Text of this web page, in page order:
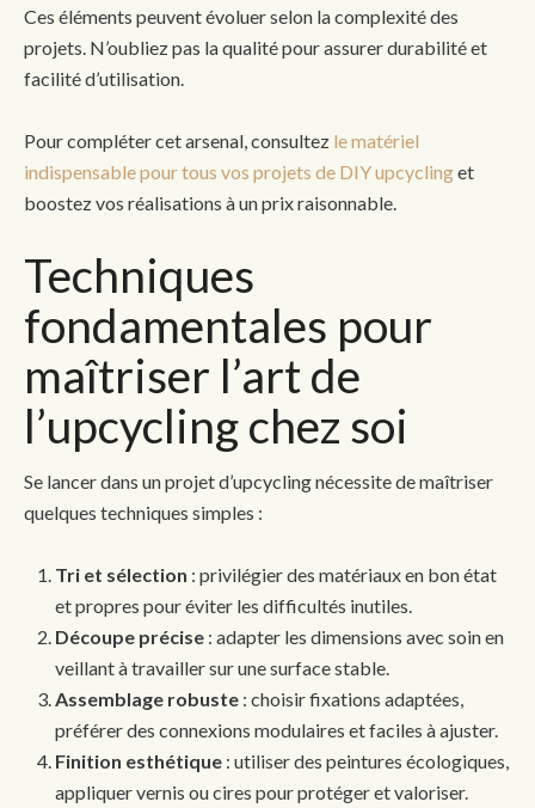
Ces éléments peuvent évoluer selon la complexité des
projets. N’oubliez pas la qualité pour assurer durabilité et
facilité d’utilisation.
Pour compléter cet arsenal, consultez le matériel
indispensable pour tous vos projets de DIY upcyclinget
boostez vos réalisations à un prix raisonnable.
Techniques
fondamentales pour
maîtriser l’art de
l’upcycling chez soi
Se lancer dans un projet d’upcycling nécessite de maîtriser
quelques techniques simples :
Tri et sélection : privilégier des matériaux en bon état
et propres pour éviter les difficultés inutiles.
Découpe précise : adapter les dimensions avec soin en
veillant à travailler sur une surface stable.
Assemblage robuste : choisir fixations adaptées,
préférer des connexions modulaires et faciles à ajuster.
Finition esthétique : utiliser des peintures écologiques,
appliquer vernis ou cires pour protéger et valoriser.